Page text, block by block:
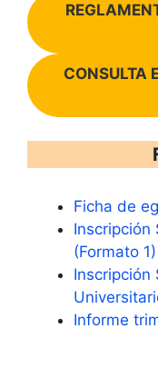
CONSULTA
Ficha de
Inscripción
(Formato 1)
Inscripción
Informe